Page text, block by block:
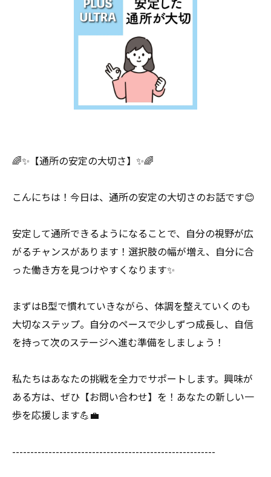
🌈✨【通所の安定の大切さ】✨🌈
こんにちは！今日は、通所の安定の大切さのお話です😊
安定して通所できるようになることで、自分の視野が広
がるチャンスがあります！選択肢の幅が増え、自分に合
った働き方を見つけやすくなります✨
まずはB型で慣れていきながら、体調を整えていくのも
大切なステップ。自分のペースで少しずつ成長し、自信
を持って次のステージへ進む準備をしましょう！
私たちはあなたの挑戦を全力でサポートします。興味が
ある方は、ぜひ【お問い合わせ】を！あなたの新しい一
歩を応援します💪💼
--------------------------------------------------------